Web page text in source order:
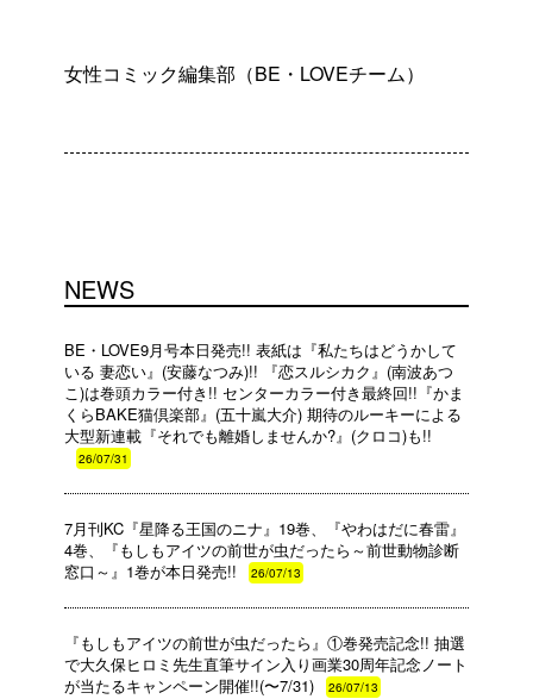
女性コミック編集部（BE・LOVEチーム）
NEWS
BE・LOVE9月号本日発売!! 表紙は『私たちはどうかして
いる 妻恋い』(安藤なつみ)!! 『恋スルシカク』(南波あつ
こ)は巻頭カラー付き!! センターカラー付き最終回!!『かま
くらBAKE猫倶楽部』(五十嵐大介) 期待のルーキーによる
大型新連載『それでも離婚しませんか?』(クロコ)も!!
26/07/31
7月刊KC『星降る王国のニナ』19巻、『やわはだに春雷』
4巻、『もしもアイツの前世が虫だったら～前世動物診断
窓口～』1巻が本日発売!!
26/07/13
『もしもアイツの前世が虫だったら』①巻発売記念!! 抽選
で大久保ヒロミ先生直筆サイン入り画業30周年記念ノート
が当たるキャンペーン開催!!(〜7/31)
26/07/13